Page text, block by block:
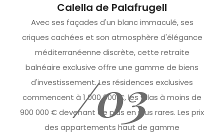
Calella de Palafrugell
Avec ses façades d'un blanc immaculé, ses
criques cachées et son atmosphère d'élégance
méditerranéenne discrète, cette retraite
balnéaire exclusive offre une gamme de biens
d'investissement. Les résidences exclusives
commencent à 1 000 000 €, les villas à moins de
900 000 € devenant de plus en plus rares. Les prix
des appartements haut de gamme
/03